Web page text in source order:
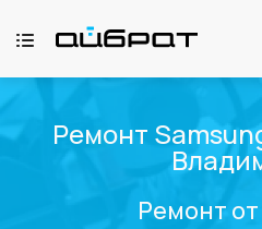
Ремонт
Ремонт от